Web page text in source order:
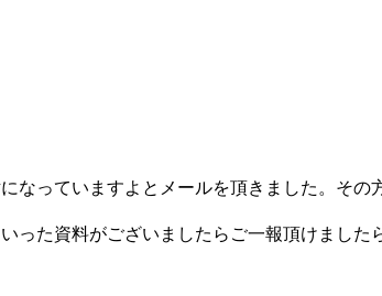
なっていますよとメールを頂きました。その
た資料がございましたらご一報頂けました